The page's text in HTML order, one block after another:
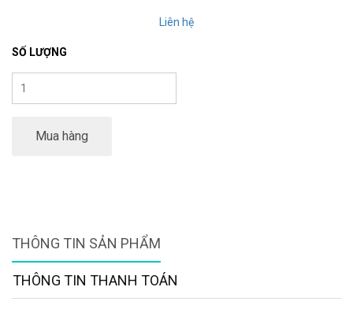
Liên hệ
SỐ LƯỢNG
Mua hàng
THÔNG TIN SẢN PHẨM
THÔNG TIN THANH TOÁN